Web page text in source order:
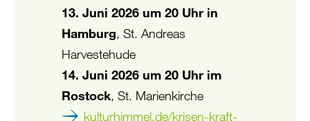
13. Juni 2026 um 20 Uhr in
Hamburg, St. Andreas
Harvestehude
14. Juni 2026 um 20 Uhr im
Rostock, St. Marienkirche
kulturhimmel.de/krisen-kraft-